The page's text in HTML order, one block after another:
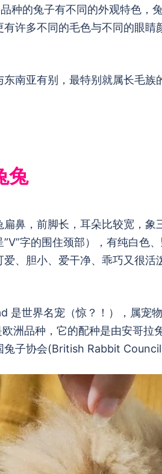
种的兔子有不同的外观特色，
许多不同的毛色与不同的眼
东南亚有别，最特别就属长毛
兔
鼻，前脚长，耳朵比较宽，象
字的围住颈部），有纯白色
、胆小、爱干净、乖巧又很活
是世界名宠（惊？！），属宠
洲品种，它的配种是由安哥拉
子协会(British Rabbit Council)